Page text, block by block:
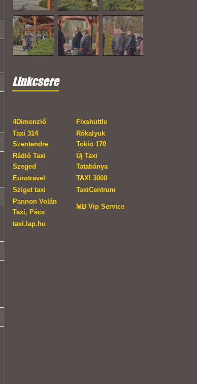
Linkcsere
4Dimenzió
Fixshuttle
Taxi 314
Szentendre
Rókalyuk
Tokio 170
Rádió Taxi
Szeged
Új Taxi
Tatabánya
Eurotravel
TAXI 3000
Sziget taxi
TaxiCentrum
Pannon Volán
Taxi, Pécs
MB Vip Service
taxi.lap.hu